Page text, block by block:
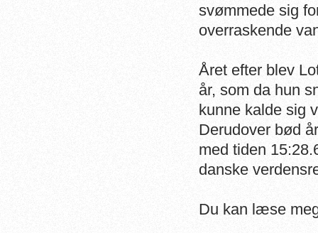
svømmede sig
overraskende
Året efter blev
år, som da hun
kunne kalde sig
Derudover bød
med tiden
danske
Du kan læse